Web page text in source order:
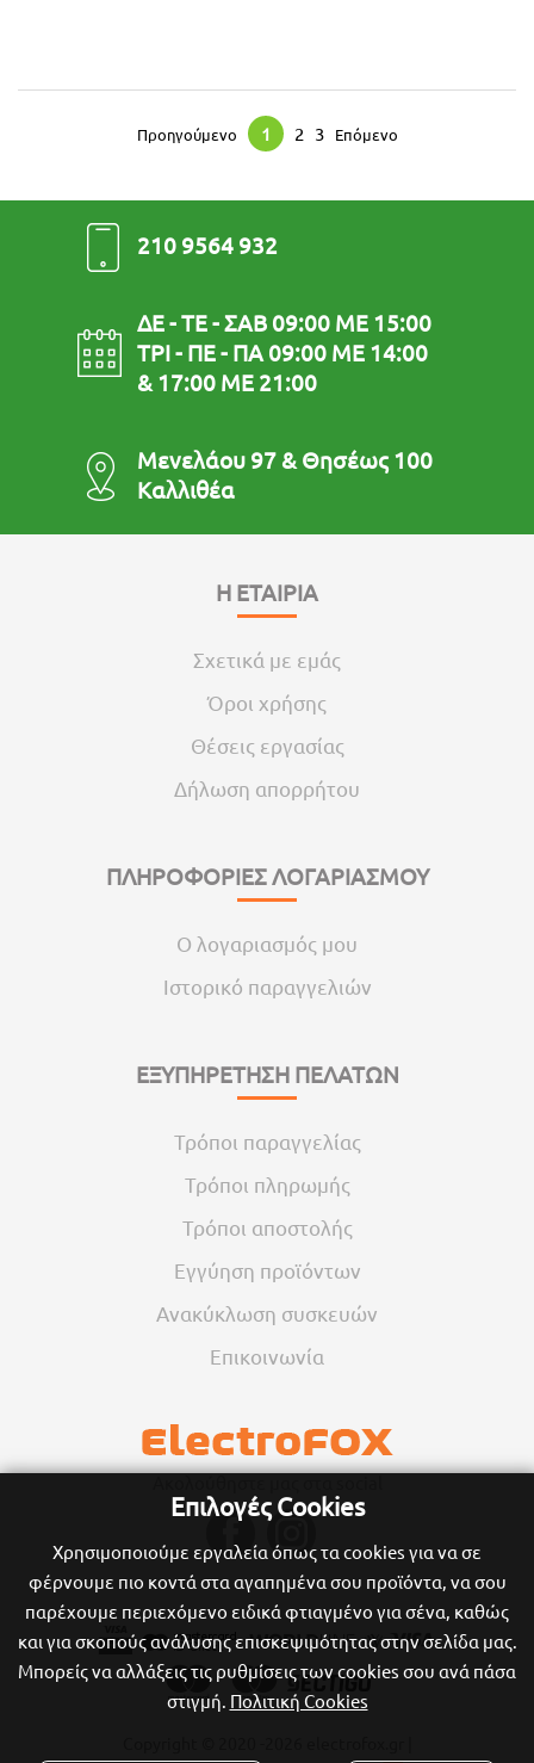
Προηγούμενο 1 2 3 Επόμενο
210 9564 932
ΔΕ - ΤΕ - ΣΑΒ 09:00 ΜΕ 15:00
ΤΡΙ - ΠΕ - ΠΑ 09:00 ΜΕ 14:00
& 17:00 ΜΕ 21:00
Μενελάου 97 & Θησέως 100
Καλλιθέα
Η ΕΤΑΙΡΙΑ
Σχετικά με εμάς
Όροι χρήσης
Θέσεις εργασίας
Δήλωση απορρήτου
ΠΛΗΡΟΦΟΡΙΕΣ ΛΟΓΑΡΙΑΣΜΟΥ
Ο λογαριασμός μου
Ιστορικό παραγγελιών
ΕΞΥΠΗΡΕΤΗΣΗ ΠΕΛΑΤΩΝ
Τρόποι παραγγελίας
Τρόποι πληρωμής
Τρόποι αποστολής
Εγγύηση προϊόντων
Ανακύκλωση συσκευών
Επικοινωνία
Επιλογές Cookies
Χρησιμοποιούμε εργαλεία όπως τα cookies για να σε
φέρνουμε πιο κοντά στα αγαπημένα σου προϊόντα, να σου
παρέχουμε περιεχόμενο ειδικά φτιαγμένο για σένα, καθώς
και για σκοπούς ανάλυσης επισκεψιμότητας στην σελίδα μας.
Μπορείς να αλλάξεις τις ρυθμίσεις των cookies σου ανά πάσα
στιγμή. Πολιτική Cookies